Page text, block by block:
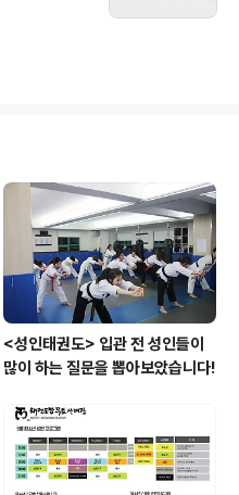
<성인태권도> 입관 전 성인들이
많이 하는 질문을 뽑아보았습니다!